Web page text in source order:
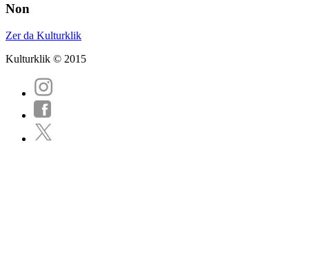
Non
Zer da Kulturklik
Kulturklik © 2015